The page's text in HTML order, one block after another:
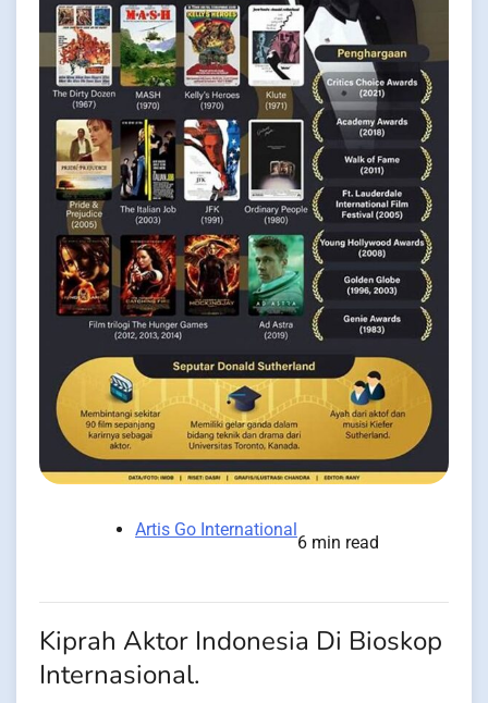
Artis Go International
6 min read
Kiprah Aktor Indonesia Di Bioskop
Internasional.